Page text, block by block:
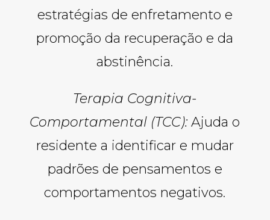
estratégias de enfretamento e
promoção da recuperação e da
abstinência.
Terapia Cognitiva-
Comportamental (TCC): Ajuda o
residente a identificar e mudar
padrões de pensamentos e
comportamentos negativos.